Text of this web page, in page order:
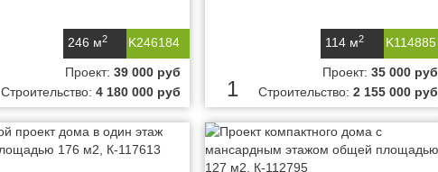
K246184
246 м2
Проект: 39 000 руб
Строительство: 4 180 000 руб
K114885
114 м2
1
Проект: 35 000 руб
Строительство: 2 155 000 руб